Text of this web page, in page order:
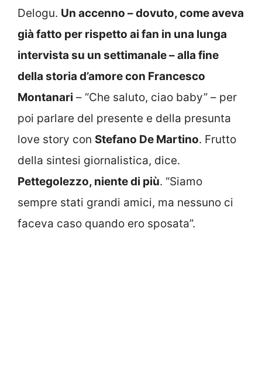
Delogu. Un accenno – dovuto, come aveva
già fatto per rispetto ai fan in una lunga
intervista su un settimanale – alla fine
della storia d’amore con Francesco
Montanari – “Che saluto, ciao baby” – per
poi parlare del presente e della presunta
love story con Stefano De Martino. Frutto
della sintesi giornalistica, dice.
Pettegolezzo, niente di più. “Siamo
sempre stati grandi amici, ma nessuno ci
faceva caso quando ero sposata”.